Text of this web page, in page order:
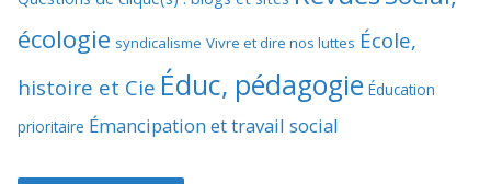
écologie syndicalisme Vivre et dire nos luttes École,
histoire et Cie Éduc, pédagogie Éducation
prioritaire Émancipation et travail social